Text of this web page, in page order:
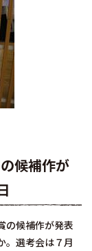
候補作が
の候補作が発表
。選考会は７月